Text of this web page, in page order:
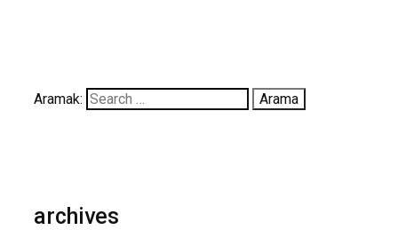
Aramak:
archives